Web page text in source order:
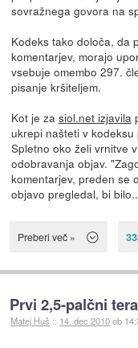
sovražnega govora na
Kodeks tako določa, da
komentarjev, morajo
vsebuje omembo 297.
pisanje kršiteljem.
Kot je za siol.net izjavila
ukrepi našteti v
Spletno oko želi vrnitve v
odobravanja objav.
komentarjev, preden se
objavo pregledal, bi
Preberi več »
Prvi 2,5-palčni
Matej Huš :: 14. dec 2010ob